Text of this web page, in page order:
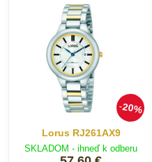
20%
Lorus RJ261AX9
SKLADOM - ihneď k odberu